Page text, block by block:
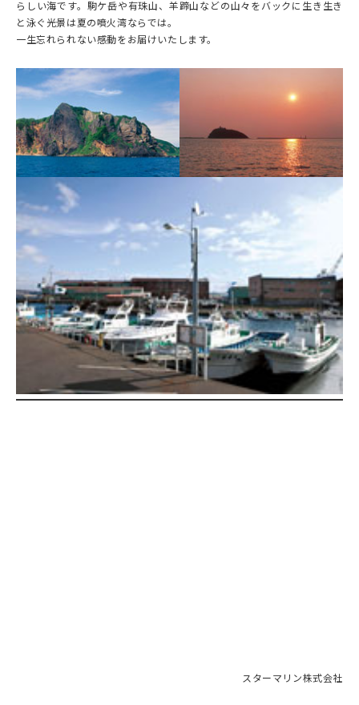
らしい海です。駒ケ岳や有珠山、羊蹄山などの山々をバックに生き生き
と泳ぐ光景は夏の噴火湾ならでは。
一生忘れられない感動をお届けいたします。
スターマリン株式会社